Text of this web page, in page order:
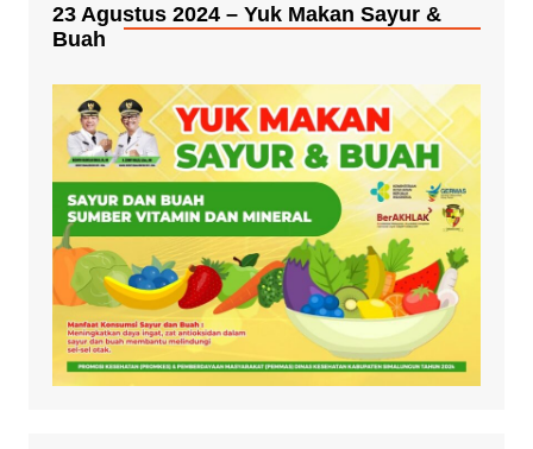
23 Agustus 2024 – Yuk Makan Sayur &
Buah